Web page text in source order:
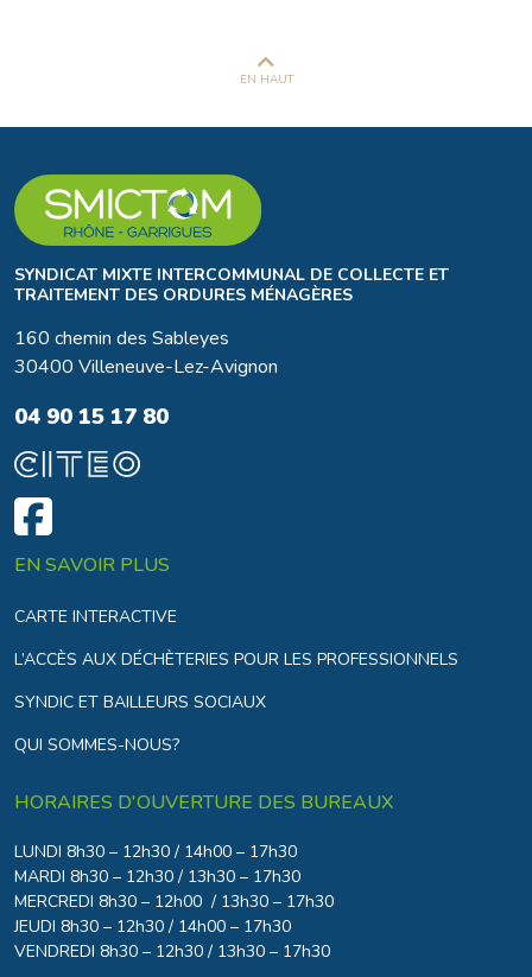
EN HAUT
SYNDICAT MIXTE INTERCOMMUNAL DE COLLECTE ET
TRAITEMENT DES ORDURES MÉNAGÈRES
160 chemin des Sableyes
30400 Villeneuve-Lez-Avignon
04 90 15 17 80
EN SAVOIR PLUS
CARTE INTERACTIVE
L’ACCÈS AUX DÉCHÈTERIES POUR LES PROFESSIONNELS
SYNDIC ET BAILLEURS SOCIAUX
QUI SOMMES-NOUS?
HORAIRES D'OUVERTURE DES BUREAUX
LUNDI 8h30 – 12h30 / 14h00 – 17h30
MARDI 8h30 – 12h30 / 13h30 – 17h30
MERCREDI 8h30 – 12h00 / 13h30 – 17h30
JEUDI 8h30 – 12h30 / 14h00 – 17h30
VENDREDI 8h30 – 12h30 / 13h30 – 17h30